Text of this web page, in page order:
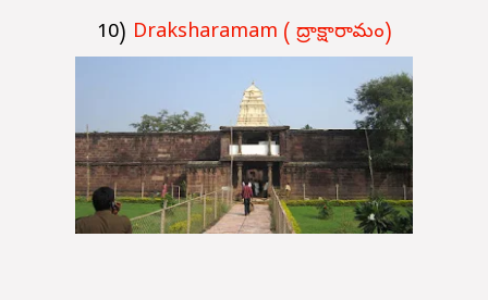
10) Draksharamam ( ద్రాక్షారామం)